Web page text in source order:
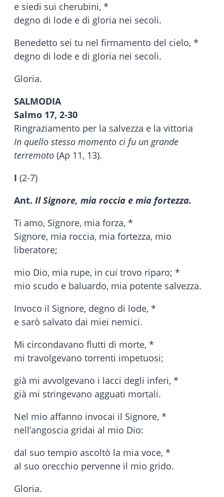
e siedi sui cherubini, *
degno di lode e di gloria nei secoli.
Benedetto sei tu nel firmamento del cielo, *
degno di lode e di gloria nei secoli.
Gloria.
SALMODIA
Salmo 17, 2-30
Ringraziamento per la salvezza e la vittoria
In quello stesso momento ci fu un grande
terremoto (Ap 11, 13).
I (2-7)
Ant. Il Signore, mia roccia e mia fortezza.
Ti amo, Signore, mia forza, *
Signore, mia roccia, mia fortezza, mio
liberatore;
mio Dio, mia rupe, in cui trovo riparo; *
mio scudo e baluardo, mia potente salvezza.
Invoco il Signore, degno di lode, *
e sarò salvato dai miei nemici.
Mi circondavano flutti di morte, *
mi travolgevano torrenti impetuosi;
già mi avvolgevano i lacci degli inferi, *
già mi stringevano agguati mortali.
Nel mio affanno invocai il Signore, *
nell’angoscia gridai al mio Dio:
dal suo tempio ascoltò la mia voce, *
al suo orecchio pervenne il mio grido.
Gloria.